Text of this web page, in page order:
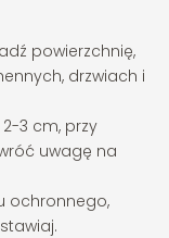
powierzchnię,
drzwiach i
3 cm, przy
uwagę na
ochronnego,